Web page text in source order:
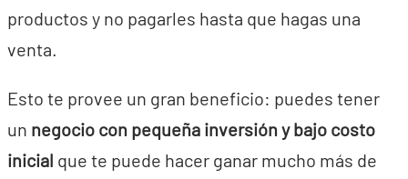
productos y no pagarles hasta que hagas una
venta.
Esto te provee un gran beneficio: puedes tener
un negocio con pequeña inversión y bajo costo
inicial que te puede hacer ganar mucho más de